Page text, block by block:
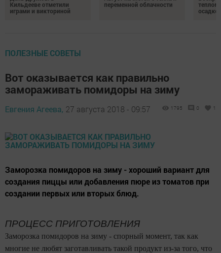
Кильдееве отметили
играми и викториной
переменной облачности
теплом
ПОЛЕЗНЫЕ СОВЕТЫ
Вот оказывается как правильно
замораживать помидоры на зиму
Евгения Агеева, 27 августа 2018 - 09:57 1795 0 1
Заморозка помидоров на зиму - хороший вариант для
создания пиццы или добавления пюре из томатов при
создании первых или вторых блюд.
ПРОЦЕСС ПРИГОТОВЛЕНИЯ
Заморозка помидоров на зиму - спорный момент, так как
многие не любят заготавливать такой продукт из-за того, что